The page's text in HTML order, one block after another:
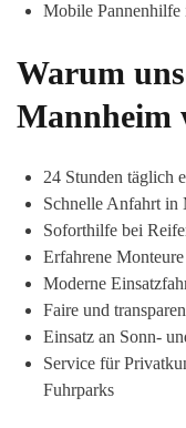
Mobile
Warum
Mannheim
24 Stunden täglich
Schnelle Anfahrt in
Soforthilfe bei
Erfahrene Monteure
Moderne
Faire und
Einsatz an Sonn-
Service für
Fuhrparks